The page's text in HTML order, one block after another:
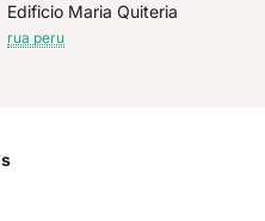
Edificio Maria Quiteria
rua peru